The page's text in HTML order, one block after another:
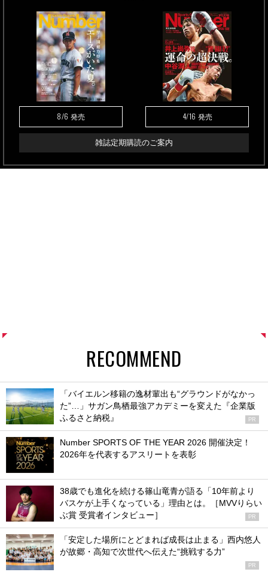
8/6 発売 4/16 発売
雑誌定期購読のご案内
RECOMMEND
「バイエルン移籍の逸材輩出も“グラウンドがなかっ
た”…」サガン鳥栖最強アカデミーを変えた『企業版
ふるさと納税』
PR
Number SPORTS OF THE YEAR 2026 開催決定！
2026年を代表するアスリートを表彰
38歳でも進化を続ける篠山竜青が語る「10年前より
バスケが上手くなっている」理由とは。［MVVりらい
ぶ賞 受賞者インタビュー］
PR
「安定した場所にとどまれば成長は止まる」西内悠人
が故郷・高知で次世代へ伝えた“挑戦する力”
PR